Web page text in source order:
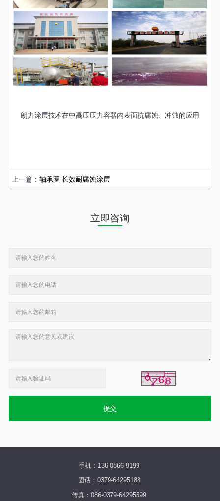
朗力涂层技术在中高压压力容器内表面抗腐蚀、冲蚀的应用
上一篇： 轴承圈 长效耐腐蚀涂层
立即咨询
提交
手机：136-0866-9199
固话：0379-64295188
传真：086-0379-64295599